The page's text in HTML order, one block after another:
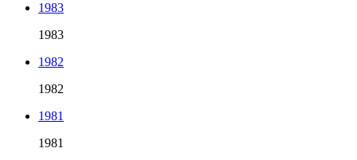
1983
1983
1982
1982
1981
1981